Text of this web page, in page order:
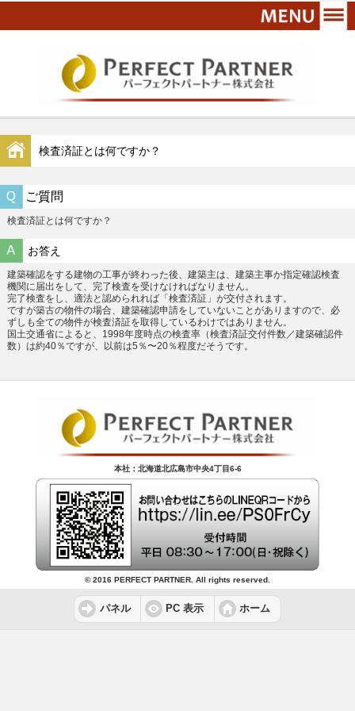
検査済証とは何ですか？
ご質問
検査済証とは何ですか？
お答え
建築確認をする建物の工事が終わった後、建築主は、建築主事か指定確認検査
機関に届出をして、完了検査を受けなければなりません。
完了検査をし、適法と認められれば「検査済証」が交付されます。
ですが築古の物件の場合、建築確認申請をしていないことがありますので、必
ずしも全ての物件が検査済証を取得しているわけではありません。
国土交通省によると、1998年度時点の検査率（検査済証交付件数／建築確認件
数）は約40％ですが、以前は5％〜20％程度だそうです。
本社：北海道北広島市中央4丁目6-6
© 2016 PERFECT PARTNER. All rights reserved.
パネル PC 表示 ホーム